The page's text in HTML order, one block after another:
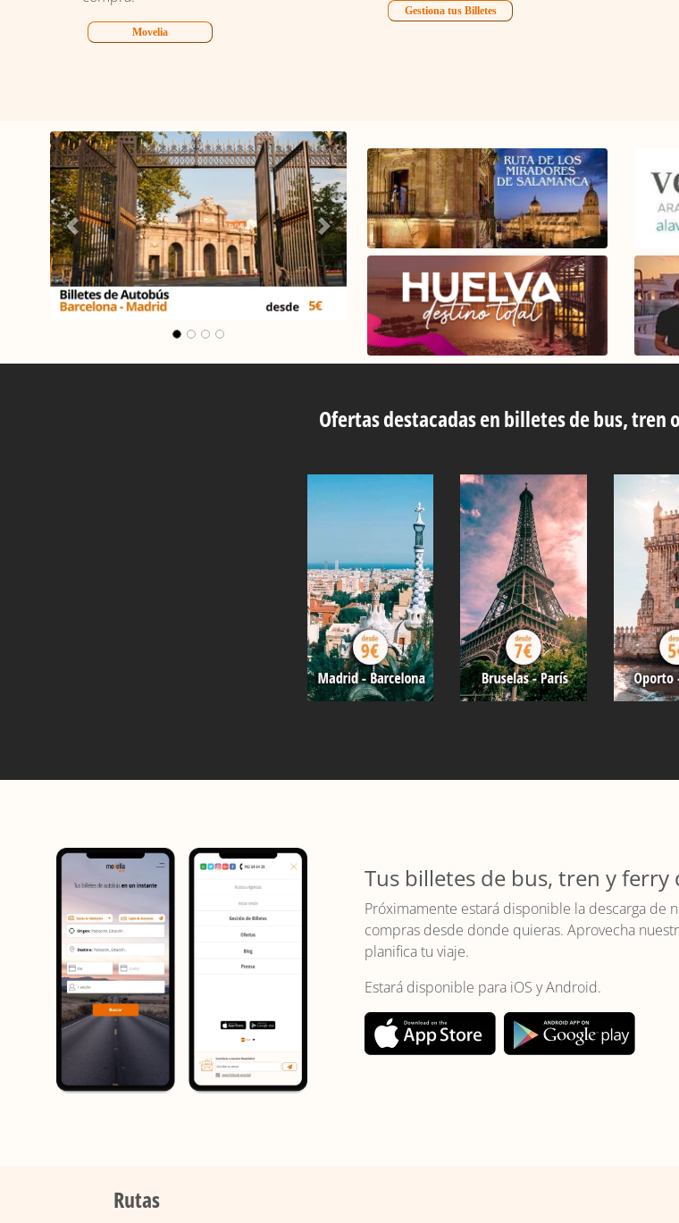
Movelia
Gestiona tus Billetes
-
Carrusel Madrid -
Málaga
Anterior Siguiente
Ofertas destacadas en billetes de bus, tren
Tus billetes de bus, tren y
Próximamente estará disponible la descarga de
compras desde donde quieras. Aprovecha
planifica tu viaje.
Estará disponible para iOS y Android.
Rutas